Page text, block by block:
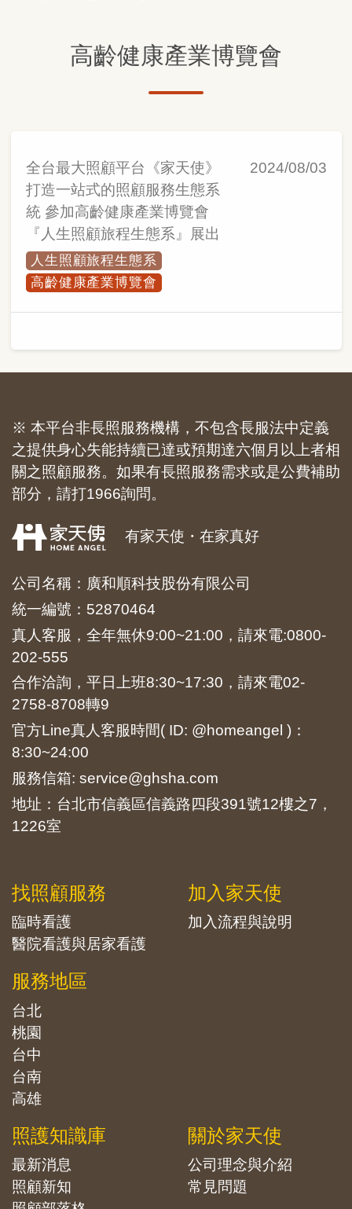
高齡健康產業博覽會
全台最大照顧平台《家天使》
打造一站式的照顧服務生態系
統 參加高齡健康產業博覽會
『人生照顧旅程生態系』展出
人生照顧旅程生態系
高齡健康產業博覽會
2024/08/03
※ 本平台非長照服務機構，不包含長服法中定義
之提供身心失能持續已達或預期達六個月以上者相
關之照顧服務。如果有長照服務需求或是公費補助
部分，請打1966詢問。
有家天使・在家真好
公司名稱：廣和順科技股份有限公司
統一編號：52870464
真人客服，全年無休9:00~21:00，請來電:0800-
202-555
合作洽詢，平日上班8:30~17:30，請來電02-
2758-8708轉9
官方Line真人客服時間( ID: @homeangel )：
8:30~24:00
服務信箱: service@ghsha.com
地址：台北市信義區信義路四段391號12樓之7，
1226室
找照顧服務
臨時看護
醫院看護與居家看護
服務地區
台北
桃園
台中
台南
高雄
加入家天使
加入流程與說明
照護知識庫
最新消息
照顧新知
關於家天使
公司理念與介紹
常見問題